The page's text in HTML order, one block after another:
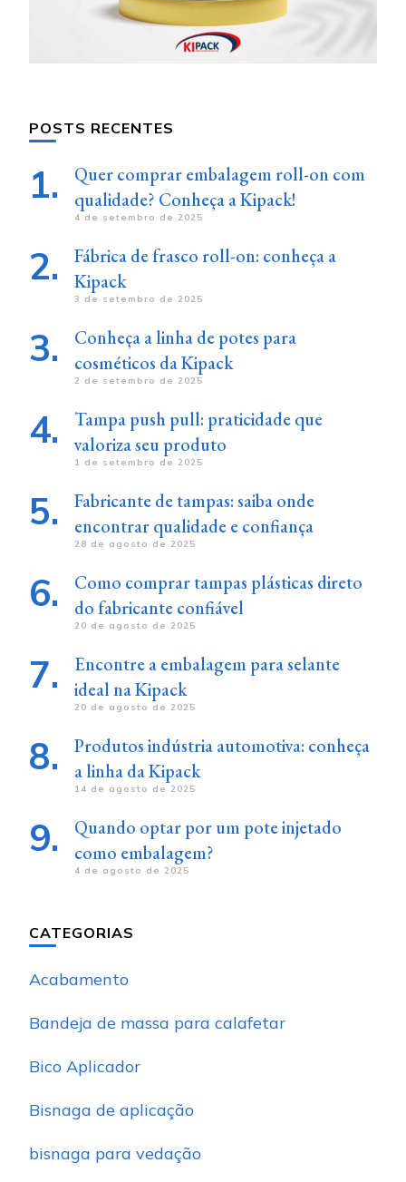
POSTS RECENTES
Quer comprar embalagem roll-on com
qualidade? Conheça a Kipack!
4 de setembro de 2025
Fábrica de frasco roll-on: conheça a
Kipack
3 de setembro de 2025
Conheça a linha de potes para
cosméticos da Kipack
2 de setembro de 2025
Tampa push pull: praticidade que
valoriza seu produto
1 de setembro de 2025
Fabricante de tampas: saiba onde
encontrar qualidade e confiança
28 de agosto de 2025
Como comprar tampas plásticas direto
do fabricante confiável
20 de agosto de 2025
Encontre a embalagem para selante
ideal na Kipack
20 de agosto de 2025
Produtos indústria automotiva: conheça
a linha da Kipack
14 de agosto de 2025
Quando optar por um pote injetado
como embalagem?
4 de agosto de 2025
CATEGORIAS
Acabamento
Bandeja de massa para calafetar
Bico Aplicador
Bisnaga de aplicação
bisnaga para vedação